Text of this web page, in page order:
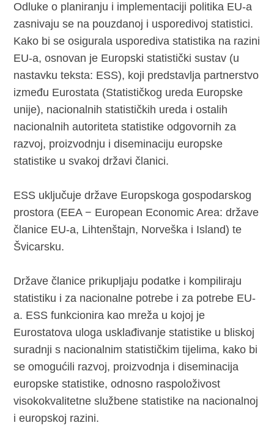
Odluke o planiranju i implementaciji politika EU-a
zasnivaju se na pouzdanoj i usporedivoj statistici.
Kako bi se osigurala usporediva statistika na razini
EU-a, osnovan je Europski statistički sustav (u
nastavku teksta: ESS), koji predstavlja partnerstvo
između Eurostata (Statističkog ureda Europske
unije), nacionalnih statističkih ureda i ostalih
nacionalnih autoriteta statistike odgovornih za
razvoj, proizvodnju i diseminaciju europske
statistike u svakoj državi članici.
ESS uključuje države Europskoga gospodarskog
prostora (EEA − European Economic Area: države
članice EU-a, Lihtenštajn, Norveška i Island) te
Švicarsku.
Države članice prikupljaju podatke i kompiliraju
statistiku i za nacionalne potrebe i za potrebe EU-
a. ESS funkcionira kao mreža u kojoj je
Eurostatova uloga usklađivanje statistike u bliskoj
suradnji s nacionalnim statističkim tijelima, kako bi
se omogućili razvoj, proizvodnja i diseminacija
europske statistike, odnosno raspoloživost
visokokvalitetne službene statistike na nacionalnoj
i europskoj razini.